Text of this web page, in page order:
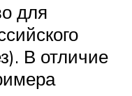
для
В отличие